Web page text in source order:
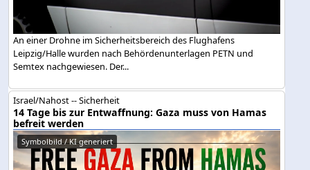
An einer Drohne im Sicherheitsbereich des Flughafens
Leipzig/Halle wurden nach Behördenunterlagen PETN und
Semtex nachgewiesen. Der...
Israel/Nahost -- Sicherheit
14 Tage bis zur Entwaffnung: Gaza muss von Hamas
befreit werden
Symbolbild / KI generiert